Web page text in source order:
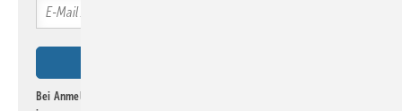
Bei Anmeldung zu diesem Newsletter bin ich damit einverstanden, über